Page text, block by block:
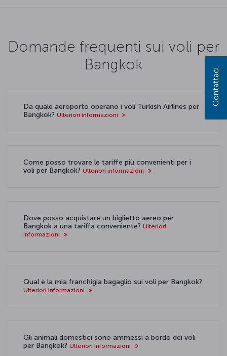
Domande frequenti sui voli per
Bangkok
Da quale aeroporto operano i voli Turkish Airlines per
Bangkok? Ulteriori informazioni
Come posso trovare le tariffe più convenienti per i
voli per Bangkok? Ulteriori informazioni
Dove posso acquistare un biglietto aereo per
Bangkok a una tariffa conveniente? Ulteriori
informazioni
Qual è la mia franchigia bagaglio sui voli per Bangkok?
Ulteriori informazioni
Gli animali domestici sono ammessi a bordo dei voli
per Bangkok? Ulteriori informazioni
Contattaci